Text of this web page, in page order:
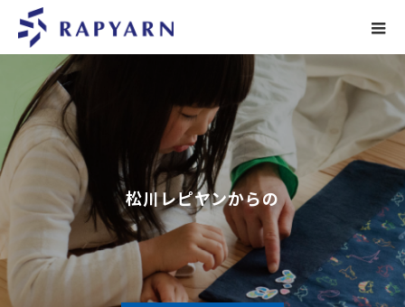
松 川レ ピヤン からの
お知ら